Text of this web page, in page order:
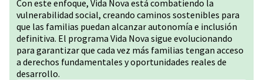
Con este enfoque, Vida Nova está combatiendo la
vulnerabilidad social, creando caminos sostenibles para
que las familias puedan alcanzar autonomía e inclusión
definitiva. El programa Vida Nova sigue evolucionando
para garantizar que cada vez más familias tengan acceso
a derechos fundamentales y oportunidades reales de
desarrollo.